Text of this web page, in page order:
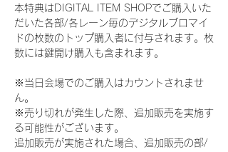
本特典はDIGITAL ITEM SHOPでご購入いた
だいた各部/各レーン毎のデジタルブロマイ
ドの枚数のトップ購入者に付与されます。枚
数には鍵開け購入も含まれます。
※当日会場でのご購入はカウントされませ
ん。
※売り切れが発生した際、追加販売を実施す
る可能性がございます。
追加販売が実施された場合、追加販売の部/